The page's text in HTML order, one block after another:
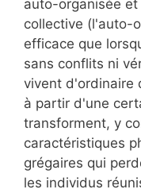
auto-organisée
collective (l'auto-
efficace que
sans conflits ni
vivent d'ordinaire
à partir d'une
transforment, y
caractéristiques
grégaires qui
les individus